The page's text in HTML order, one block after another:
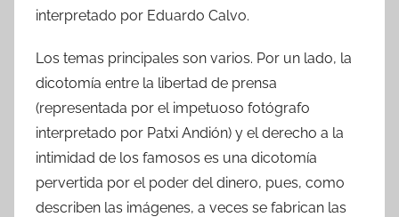
interpretado por Eduardo Calvo.
Los temas principales son varios. Por un lado, la
dicotomía entre la libertad de prensa
(representada por el impetuoso fotógrafo
interpretado por Patxi Andión) y el derecho a la
intimidad de los famosos es una dicotomía
pervertida por el poder del dinero, pues, como
describen las imágenes, a veces se fabrican las